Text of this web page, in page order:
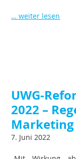
… weiter lesen
UWG-
2022 –
Marketing
7. Juni 2022